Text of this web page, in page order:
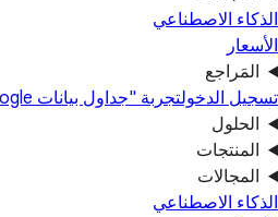
الذكاء الاصطناعي
الأسعار
المَراجع
تسجيل الدخولتجربة "جداول بيانات Google" في العمل
الحلول
المنتجات
المجالات
الذكاء الاصطناعي